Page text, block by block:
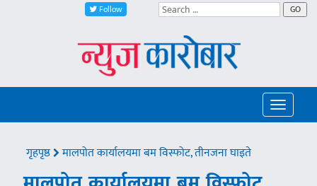
Follow GO
Toggle
गृहपृष्ठ मालपोत कार्यालयमा बम विस्फोट, तीनजना घाइते